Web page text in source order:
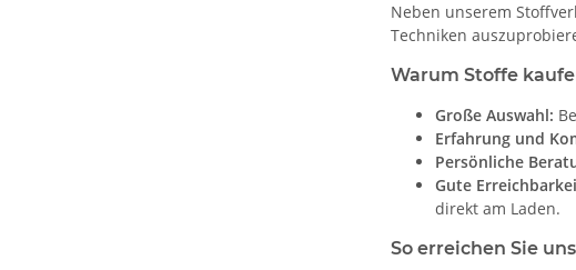
Neben unserem
Techniken
Warum Stoffe
Große Auswahl:
Erfahrung und
Persönliche
Gute
direkt am Laden.
So erreichen Sie